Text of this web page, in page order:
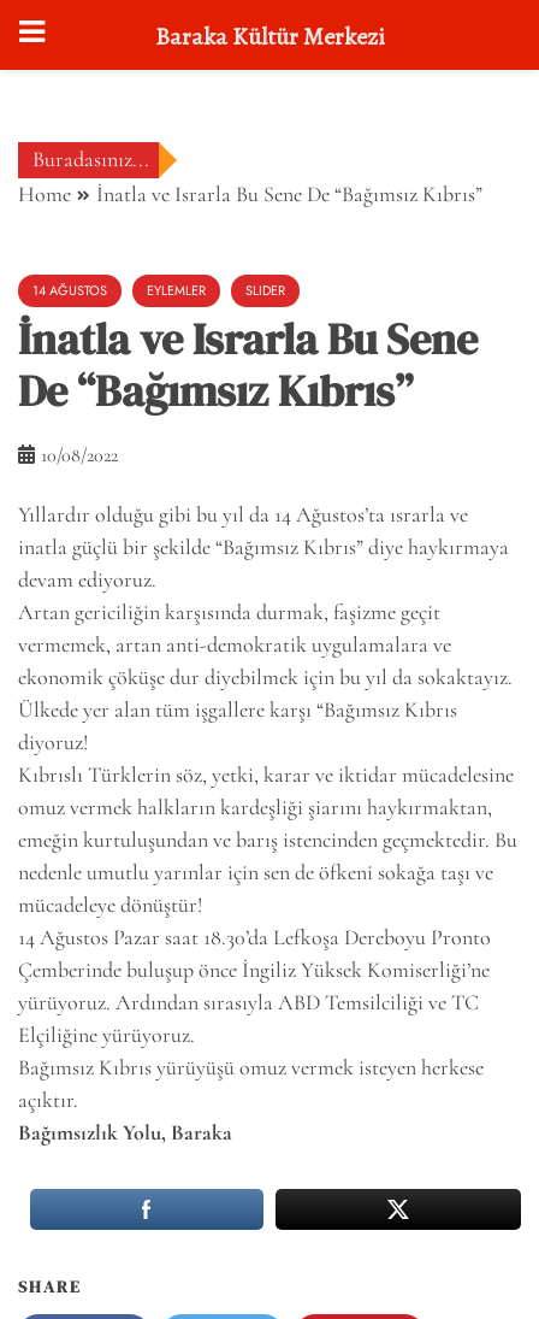
contentBuradasınız...
Home
İnatla ve Israrla Bu Sene De “Bağımsız Kıbrıs”
14 AĞUSTOS EYLEMLER SLIDER
İnatla ve Israrla Bu Sene
De “Bağımsız Kıbrıs”
10/08/2022
Yıllardır olduğu gibi bu yıl da 14 Ağustos’ta ısrarla ve
inatla güçlü bir şekilde “Bağımsız Kıbrıs” diye haykırmaya
devam ediyoruz.
Artan gericiliğin karşısında durmak, faşizme geçit
vermemek, artan anti-demokratik uygulamalara ve
ekonomik çöküşe dur diyebilmek için bu yıl da sokaktayız.
Ülkede yer alan tüm işgallere karşı “Bağımsız Kıbrıs
diyoruz!
Kıbrıslı Türklerin söz, yetki, karar ve iktidar mücadelesine
omuz vermek halkların kardeşliği şiarını haykırmaktan,
emeğin kurtuluşundan ve barış istencinden geçmektedir. Bu
nedenle umutlu yarınlar için sen de öfkeni sokağa taşı ve
mücadeleye dönüştür!
14 Ağustos Pazar saat 18.30’da Lefkoşa Dereboyu Pronto
Çemberinde buluşup önce İngiliz Yüksek Komiserliği’ne
yürüyoruz. Ardından sırasıyla ABD Temsilciliği ve TC
Elçiliğine yürüyoruz.
Bağımsız Kıbrıs yürüyüşü omuz vermek isteyen herkese
açıktır.
Bağımsızlık Yolu, Baraka
SHARE
Baraka Kültür Merkezi